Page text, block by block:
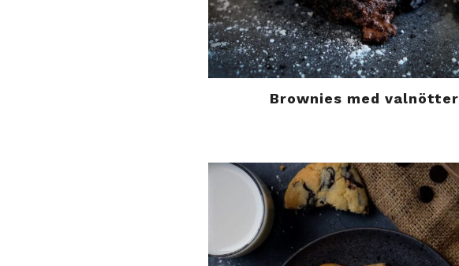
Brownies med valnötter